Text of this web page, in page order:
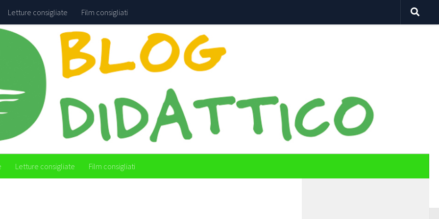
Letture consigliate Film consigliati
Letture consigliate Film consigliati